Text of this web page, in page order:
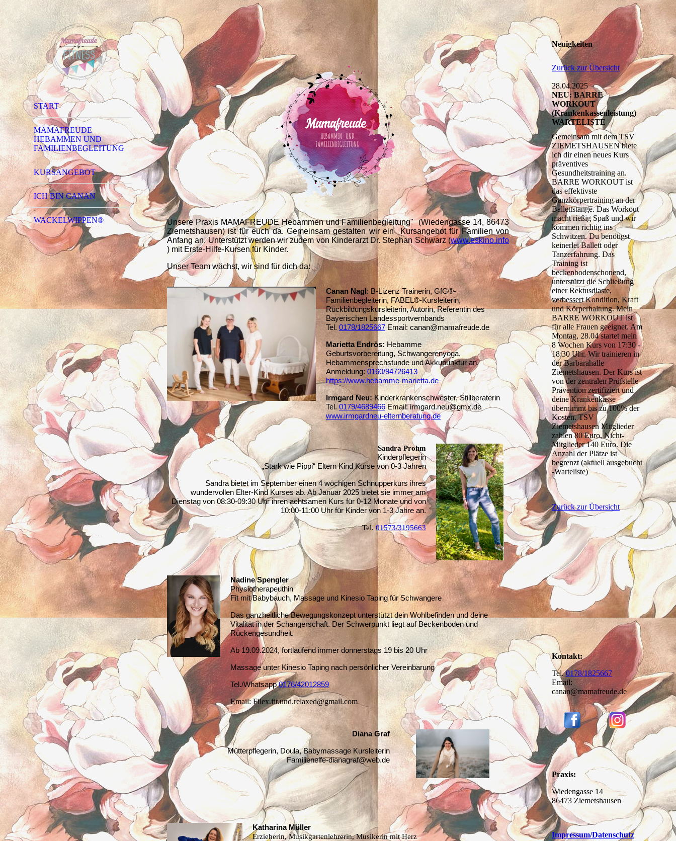
START
MAMAFREUDE
HEBAMMEN UND
FAMILIENBEGLEITUNG
KURSANGEBOT
ICH BIN CANAN
WACKELWIPPEN®
Unsere Praxis MAMAFREUDE Hebammen und Familienbegleitung" (Wiedengasse 14, 86473
Ziemetshausen) ist für euch da. Gemeinsam gestalten wir ein Kursangebot für Familien von
Anfang an. Unterstützt werden wir zudem von Kinderarzt Dr. Stephan Schwarz (www.eskino.info
) mit Erste-Hilfe-Kursen für Kinder.
Unser Team wächst, wir sind für dich da:
Canan Nagl: B-Lizenz Trainerin, GfG®-
Familienbegleiterin, FABEL®-Kursleiterin,
Rückbildungskursleiterin, Autorin, Referentin des
Bayerischen Landessportvernbands
Tel. 0178/1825667 Email: canan@mamafreude.de
Marietta Endrös: Hebamme
Geburtsvorbereitung, Schwangerenyoga,
Hebammensprechstunde und Akkupunktur an.
Anmeldung: 0160/94726413
https://www.hebamme-marietta.de
Irmgard Neu:Kinderkrankenschwester, Stillberaterin
Tel. 0179/4689466Email: irmgard.neu@gmx.de
www.irmgardneu-elternberatung.de
Sandra Prohm
Kinderpflegerin
„Stark wie Pippi“ Eltern Kind Kurse von 0-3 Jahren
Sandra bietet im September einen 4 wöchigen Schnupperkurs ihres
wundervollen Elter-Kind Kurses ab. Ab Januar 2025 bietet sie immer am
Dienstag von 08:30-09:30 Uhr ihren achtsamen Kurs für 0-12 Monate und von
10:00-11:00 Uhr für Kinder von 1-3 Jahre an.
Tel.01573/3195663
Nadine Spengler
Physiotherapeuthin
Fit mit Babybauch, Massage und Kinesio Taping für Schwangere
Das ganzheitliche Bewegungskonzept unterstützt dein Wohlbefinden und deine
Vitalität in der Schangerschaft. Der Schwerpunkt liegt auf Beckenboden und
Rückengesundheit.
Ab 19.09.2024, fortlaufend immer donnerstags 19 bis 20 Uhr
Massage unter Kinesio Taping nach persönlicher Vereinbarung
Tel./Whatsapp0176/42012859
Email: Filex.fit.und.relaxed@gmail.com
Diana Graf
Mütterpflegerin, Doula, Babymassage Kursleiterin
Familienelfe-dianagraf@web.de
Katharina Müller
Erzieherin, Musikgartenlehrerin, Musikerin mit Herz
Neuigkeiten
Zurück zur Übersicht
28.04.2025
NEU: BARRE
WORKOUT
(Krankenkassenleistung)
WARTELISTE
Gemeinsam mit dem TSV
ZIEMETSHAUSEN biete
ich dir einen neues Kurs
präventives
Gesundheitstraining an.
BARRE WORKOUT ist
das effektivste
Ganzkörpertraining an der
Ballettstange. Das Workout
macht rießig Spaß und wir
kommen richtig ins
Schwitzen. Du benötigst
keinerlei Ballett oder
Tanzerfahrung. Das
Training ist
beckenbodenschonend,
unterstützt die Schließung
einer Rektusdiaste,
verbessert Kondition, Kraft
und Körperhaltung. Mein
BARRE WORKOUT ist
für alle Frauen geeignet. Am
Montag, 28.04 startet mein
8 Wochen Kurs von 17:30 -
18:30 Uhr. Wir trainieren in
der Barbarahalle
Ziemetshausen. Der Kurs ist
von der zentralen Prüfstelle
Prävention zertifiziert und
deine Krankenkasse
übernimmt bis zu 100% der
Kosten. TSV
Ziemetshausen Mitglieder
zahlen 80 Euro, Nicht-
Mitglieder 140 Euro. Die
Anzahl der Plätze ist
begrenzt (aktuell ausgebucht
-Warteliste)
Zurück zur Übersicht
Kontakt:
Tel.0178/1825667
Email:
canan@mamafreude.de
Praxis:
Wiedengasse 14
86473 Ziemetshausen
Impressum/Datenschutz